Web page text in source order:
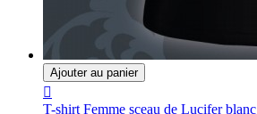
Ajouter au panier

T-shirt Femme sceau de Lucifer blanc